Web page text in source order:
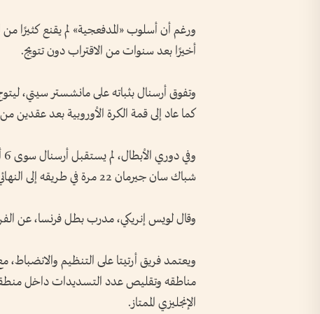
ورغم أن أسلوب «المدفعجية» لم يقنع كثيرًا من
أخيرًا بعد سنوات من الاقتراب دون تتويج.
كما عاد إلى قمة الكرة الأوروبية بعد عقدين من خسارة نهائي 2006
شباك سان جيرمان 22 مرة في طريقه إلى النهائي الثاني تواليًا.
وقال لويس إنريكي، مدرب بطل فرنسا، عن
ويعتمد فريق أرتيتا على التنظيم
مناطقه وتقليص عدد التسديدات داخل
الإنجليزي الممتاز.